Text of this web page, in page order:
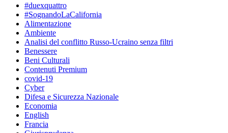
#duexquattro
#SognandoLaCalifornia
Alimentazione
Ambiente
Analisi del conflitto Russo-Ucraino senza filtri
Benessere
Beni Culturali
Contenuti Premium
covid-19
Cyber
Difesa e Sicurezza Nazionale
Economia
English
Francia